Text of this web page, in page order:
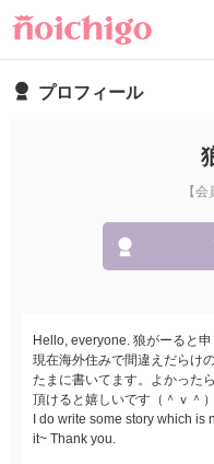
プロフィール
【
Hello, everyone. 狼がーると申
現在海外住みで間違えだらけ
たまに書いてます。よかった
頂けると嬉しいです（＾ｖ＾）
I do write some story which is
it~ Thank you.